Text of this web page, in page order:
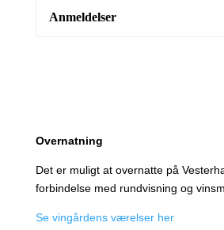
Anmeldelser
Overnatning
Det er muligt at overnatte på
forbindelse med rundvisning og
Se vingårdens værelser her